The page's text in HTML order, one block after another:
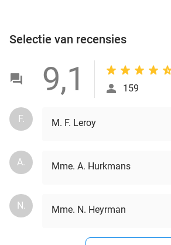
Selectie van recensies
9,1 159
F. M. F. Leroy
A. Mme. A. Hurkmans
N. Mme. N. Heyrman